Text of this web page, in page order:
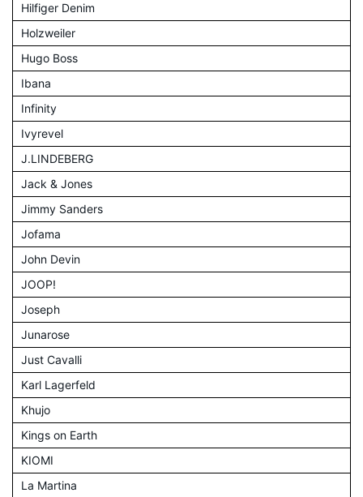
Hilfiger Denim
Holzweiler
Hugo Boss
Ibana
Infinity
Ivyrevel
J.LINDEBERG
Jack & Jones
Jimmy Sanders
Jofama
John Devin
JOOP!
Joseph
Junarose
Just Cavalli
Karl Lagerfeld
Khujo
Kings on Earth
KIOMI
La Martina